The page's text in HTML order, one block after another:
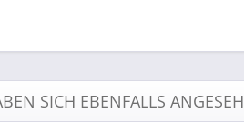
SICH EBENFALLS